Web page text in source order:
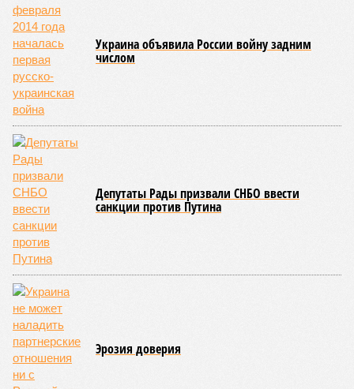
Украина объявила России войну задним
числом
Депутаты Рады призвали СНБО ввести
санкции против Путина
Эрозия доверия